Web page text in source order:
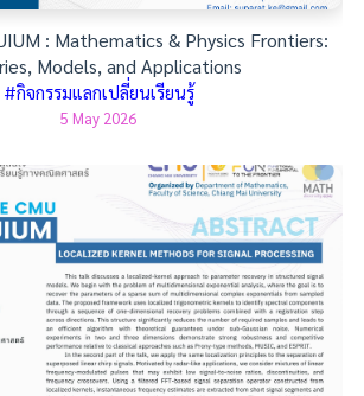
: Mathematics & Physics Frontiers:
Models, and Applications
#กิจกรรมแลกเปลี่ยนเรียนรู้
5 May 2026